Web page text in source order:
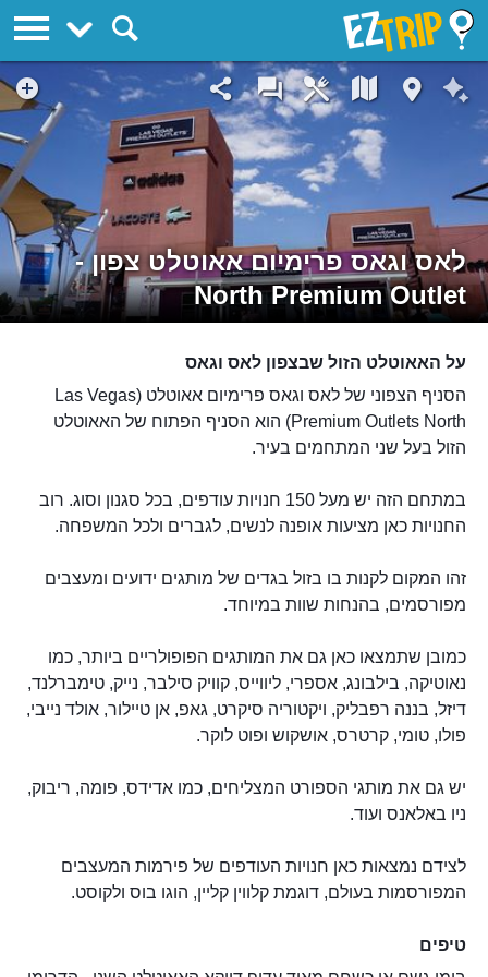
לאס וגאס פרימיום אאוטלט צפון -
North Premium Outlet
על האאוטלט הזול שבצפון לאס וגאס
הסניף הצפוני של לאס וגאס פרימיום אאוטלט (Las Vegas
Premium Outlets North) הוא הסניף הפתוח של האאוטלט
הזול בעל שני המתחמים בעיר.
במתחם הזה יש מעל 150 חנויות עודפים, בכל סגנון וסוג. רוב
החנויות כאן מציעות אופנה לנשים, לגברים ולכל המשפחה.
זהו המקום לקנות בו בזול בגדים של מותגים ידועים ומעצבים
מפורסמים, בהנחות שוות במיוחד.
כמובן שתמצאו כאן גם את המותגים הפופולריים ביותר, כמו
נאוטיקה, בילבונג, אספרי, ליווייס, קוויק סילבר, נייק, טימברלנד,
דיזל, בננה רפבליק, ויקטוריה סיקרט, גאפ, אן טיילור, אולד נייבי,
פולו, טומי, קרטרס, אושקוש ופוט לוקר.
יש גם את מותגי הספורט המצליחים, כמו אדידס, פומה, ריבוק,
ניו באלאנס ועוד.
לצידם נמצאות כאן חנויות העודפים של פירמות המעצבים
המפורסמות בעולם, דוגמת קלווין קליין, הוגו בוס ולקוסט.
טיפים
EZTrip